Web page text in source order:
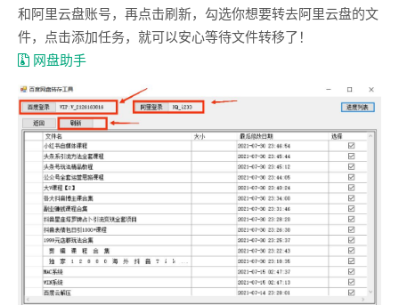
和阿里云盘账号，再点击刷新，勾选你想要转去阿里云盘的文
件，点击添加任务，就可以安心等待文件转移了！
网盘助手